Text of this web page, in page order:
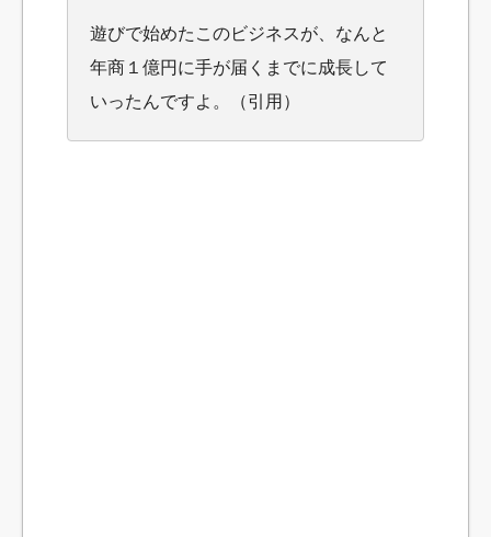
遊びで始めたこのビジネスが、なんと
年商１億円に手が届くまでに 成長して
いったんですよ。（引用）